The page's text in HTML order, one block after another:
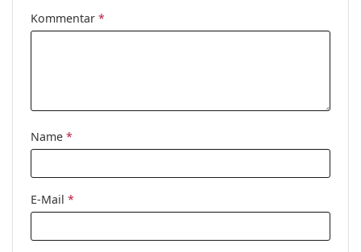
Kommentar *
Name *
E-Mail *